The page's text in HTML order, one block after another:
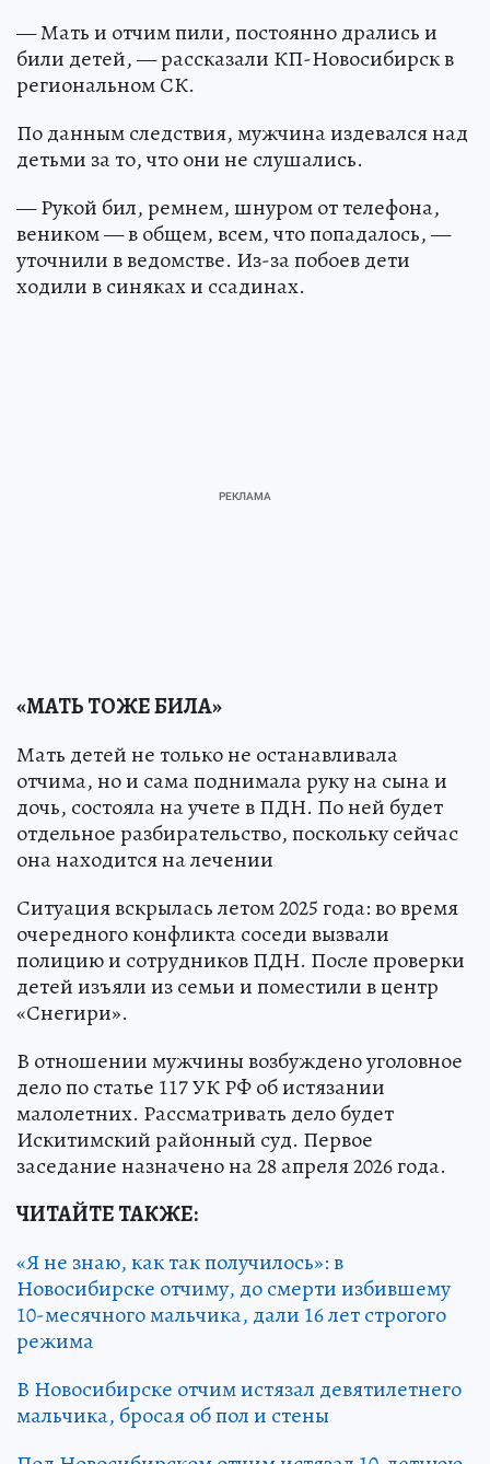
— Мать и отчим пили, постоянно дрались и
били детей, — рассказали КП-Новосибирск в
региональном СК.
По данным следствия, мужчина издевался над
детьми за то, что они не слушались.
— Рукой бил, ремнем, шнуром от телефона,
веником — в общем, всем, что попадалось, —
уточнили в ведомстве. Из-за побоев дети
ходили в синяках и ссадинах.
«МАТЬ ТОЖЕ БИЛА»
Мать детей не только не останавливала
отчима, но и сама поднимала руку на сына и
дочь, состояла на учете в ПДН. По ней будет
отдельное разбирательство, поскольку сейчас
она находится на лечении
Ситуация вскрылась летом 2025 года: во время
очередного конфликта соседи вызвали
полицию и сотрудников ПДН. После проверки
детей изъяли из семьи и поместили в центр
«Снегири».
В отношении мужчины возбуждено уголовное
дело по статье 117 УК РФ об истязании
малолетних. Рассматривать дело будет
Искитимский районный суд. Первое
заседание назначено на 28 апреля 2026 года.
ЧИТАЙТЕ ТАКЖЕ:
«Я не знаю, как так получилось»: в
Новосибирске отчиму, до смерти избившему
10-месячного мальчика, дали 16 лет строгого
режима
В Новосибирске отчим истязал девятилетнего
мальчика, бросая об пол и стены